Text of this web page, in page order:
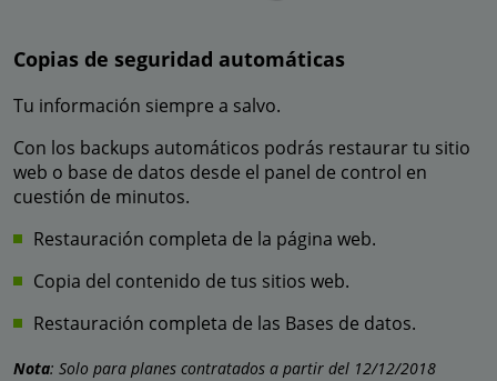
Copias de seguridad automáticas
Tu información siempre a salvo.
Con los backups automáticos podrás restaurar tu sitio
web o base de datos desde el panel de control en
cuestión de minutos.
Restauración completa de la página web.
Copia del contenido de tus sitios web.
Restauración completa de las Bases de datos.
Nota: Solo para planes contratados a partir del 12/12/2018